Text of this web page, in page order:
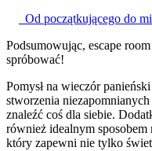
Od początkującego do
Podsumowując, escape
spróbować!
Pomysł na wieczór
stworzenia
znaleźć coś dla siebie.
również idealnym
który zapewni nie tylko